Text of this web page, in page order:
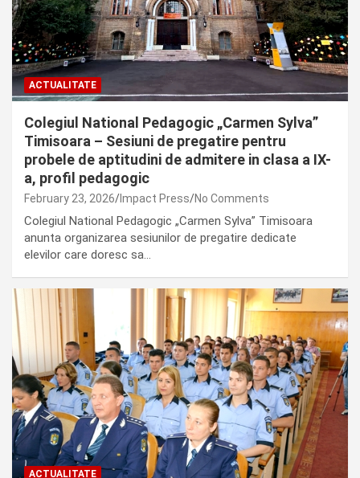
ACTUALITATE
Colegiul National Pedagogic „Carmen Sylva”
Timisoara – Sesiuni de pregatire pentru
probele de aptitudini de admitere in clasa a IX-
a, profil pedagogic
February 23, 2026 Impact Press No Comments
Colegiul National Pedagogic „Carmen Sylva” Timisoara
anunta organizarea sesiunilor de pregatire dedicate
elevilor care doresc sa…
ACTUALITATE